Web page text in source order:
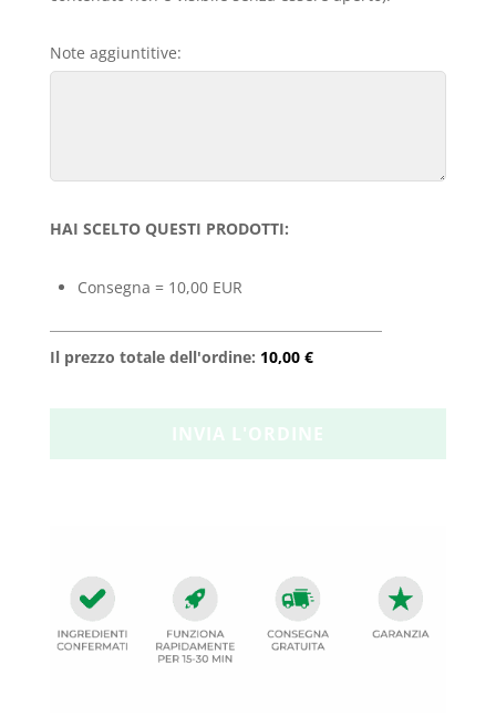
Note aggiuntitive:
HAI SCELTO QUESTI PRODOTTI:
Consegna = 10,00 EUR
Il prezzo totale dell'ordine: 10,00 €